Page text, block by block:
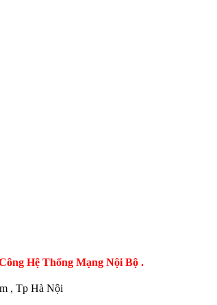
Hệ Thống Mạng Nội Bộ .
, Tp Hà Nội